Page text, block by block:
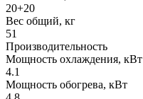
20+20
Вес общий, кг
51
Производительность
Мощность охлаждения, кВт
4.1
Мощность обогрева, кВт